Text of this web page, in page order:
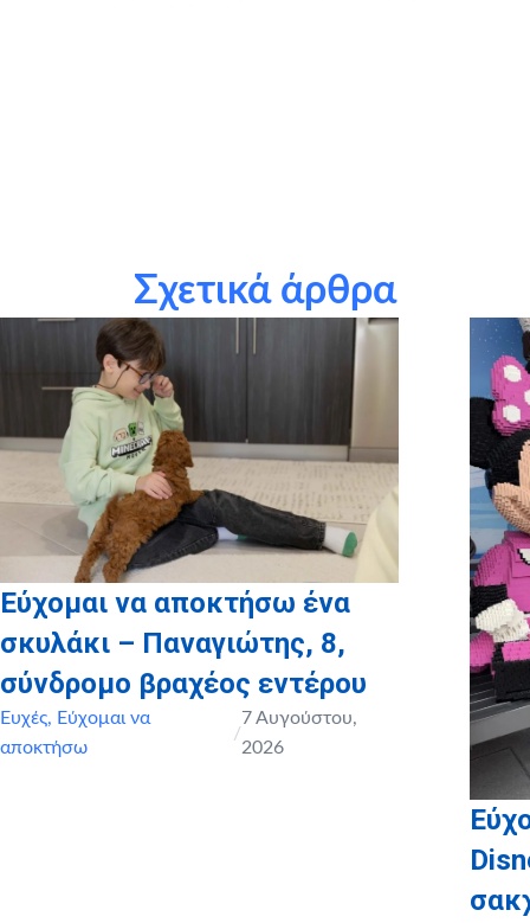
Sofia Frantzeskaki, MASTER Fireworks and Baloons
τις εταιρείες του Ομίλου ΕΛΛΑΚΤΩΡ για την υιοθεσία του
σταδίου εκμαίευσης όλων των Ευχών για το 2020 (ΑΚΤΩΡ,
ΗΛΕΚΤΩΡ, ΕΛ.ΤΕΧ. ΑΝΕΜΟΣ, ΑΤΤΙΚΗ ΟΔΟΣ, ΑΤΤΙΚΕΣ
ΔΙΑΔΡΟΜΕΣ, REDS)
Σχετικά άρθρα
Εύχομαι να αποκτήσω ένα
σκυλάκι – Παναγιώτης, 8,
σύνδρομο βραχέος εντέρου
Ευχές, Εύχομαι να
αποκτήσω
/
7 Αυγούστου,
2026